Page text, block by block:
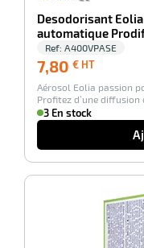
Desodorisant
automatique
Ref: A400VPASE
7,80 € HT
HT
Aérosol Eolia passion
Profitez d’une
3 En stock